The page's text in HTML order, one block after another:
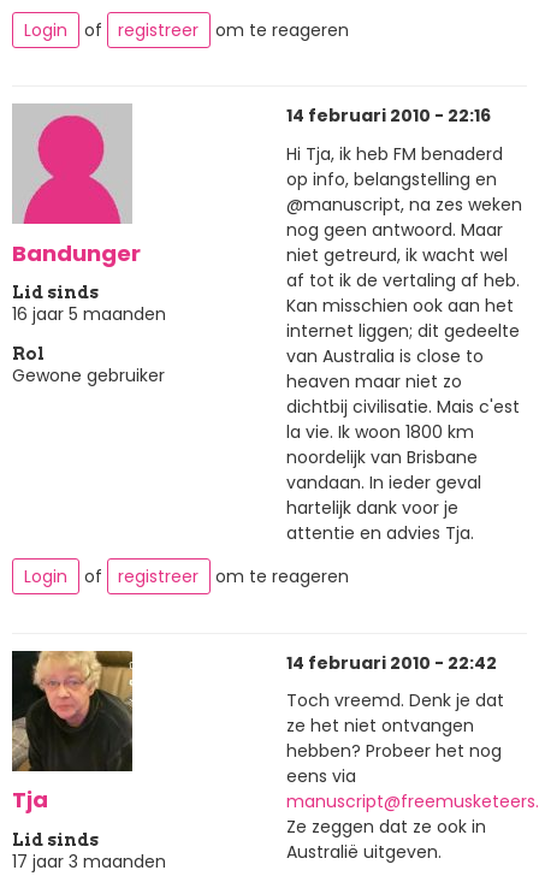
Login
of registreer om te reageren
Bandunger
Lid sinds
16 jaar 5 maanden
Rol
Gewone gebruiker
14 februari 2010 - 22:16
Hi Tja, ik heb FM benaderd
op info, belangstelling en
@manuscript, na zes weken
nog geen antwoord. Maar
niet getreurd, ik wacht wel
af tot ik de vertaling af heb.
Kan misschien ook aan het
internet liggen; dit gedeelte
van Australia is close to
heaven maar niet zo
dichtbij civilisatie. Mais c'est
la vie. Ik woon 1800 km
noordelijk van Brisbane
vandaan. In ieder geval
hartelijk dank voor je
attentie en advies Tja.
Login
of registreer om te reageren
Tja
Lid sinds
17 jaar 3 maanden
14 februari 2010 - 22:42
Toch vreemd. Denk je dat
ze het niet ontvangen
hebben? Probeer het nog
eens via
Ze zeggen dat ze ook in
Australië uitgeven.